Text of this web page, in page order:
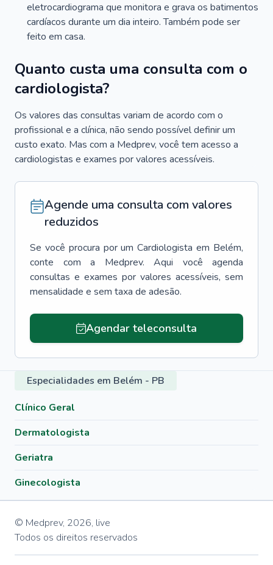
eletrocardiograma que monitora e grava os batimentos
cardíacos durante um dia inteiro. Também pode ser
feito em casa.
Quanto custa uma consulta com o
cardiologista?
Os valores das consultas variam de acordo com o
profissional e a clínica, não sendo possível definir um
custo exato. Mas com a Medprev, você tem acesso a
cardiologistas e exames por valores acessíveis.
Agende uma consulta com valores
reduzidos
Se você procura por um Cardiologista em Belém,
conte com a Medprev. Aqui você agenda
consultas e exames por valores acessíveis, sem
mensalidade e sem taxa de adesão.
Agendar teleconsulta
Especialidades em Belém - PB
Clínico Geral
Dermatologista
Geriatra
Ginecologista
© Medprev, 2026, live
Todos os direitos reservados